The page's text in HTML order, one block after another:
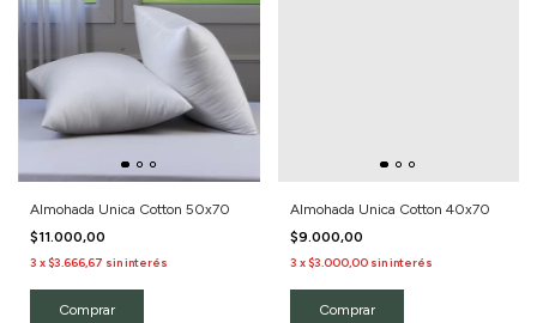
Almohada Unica Cotton 50x70
$11.000,00
3 x$3.666,67 sin interés
Almohada Unica Cotton 40x70
$9.000,00
3 x$3.000,00 sin interés